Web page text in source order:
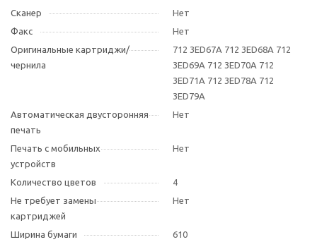
Сканер
Нет
Факс
Нет
Оригинальные картриджи/
чернила
712 3ED67A 712 3ED68A 712
3ED69A 712 3ED70A 712
3ED71A 712 3ED78A 712
3ED79A
Автоматическая двусторонняя
печать
Нет
Печать с мобильных
устройств
Нет
Количество цветов
4
Не требует замены
картриджей
Нет
Ширина бумаги 610